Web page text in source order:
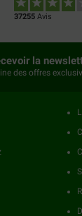
37255 Avis
la
des offres